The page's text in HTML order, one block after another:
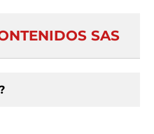
SAS